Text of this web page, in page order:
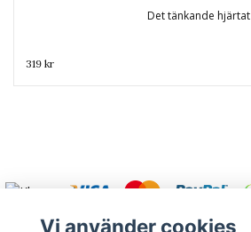
Det tänkande hjärtat
319 kr
Vi använder cookies